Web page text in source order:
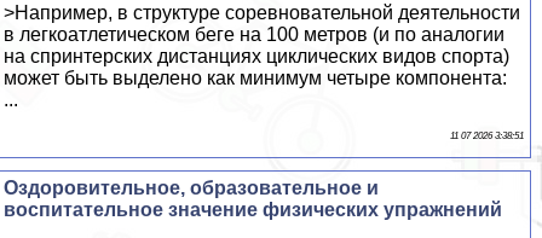
>Например, в структуре соревновательной деятельности
в легкоатлетическом беге на 100 метров (и по аналогии
на спринтерских дистанциях циклических видов спорта)
может быть выделено как минимум четыре компонента:
...
11 07 2026 3:38:51
Оздоровительное, образовательное и
воспитательное значение физических упражнений